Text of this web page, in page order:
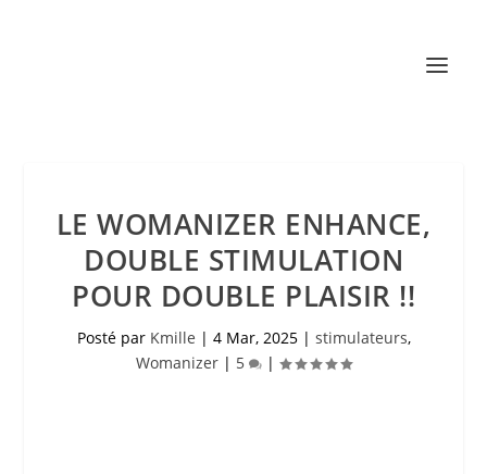
LE WOMANIZER ENHANCE,
DOUBLE STIMULATION
POUR DOUBLE PLAISIR !!
Posté par Kmille | 4 Mar, 2025| stimulateurs,
Womanizer | 5 |